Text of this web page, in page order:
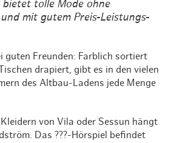
bietet tolle Mode ohne
mit gutem Preis-Leistungs-
guten Freunden: Farblich sortiert
drapiert, gibt es in den vielen
des Altbau-Ladens jede Menge
von Vila oder Sessun hängt
Das ???-Hörspiel befindet